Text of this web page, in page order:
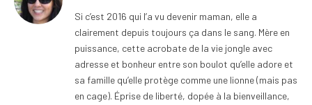
Si c’est 2016 qui l’a vu devenir maman, elle a
clairement depuis toujours ça dans le sang. Mère en
puissance, cette acrobate de la vie jongle avec
adresse et bonheur entre son boulot qu’elle adore et
sa famille qu’elle protège comme une lionne (mais pas
en cage). Éprise de liberté, dopée à la bienveillance,